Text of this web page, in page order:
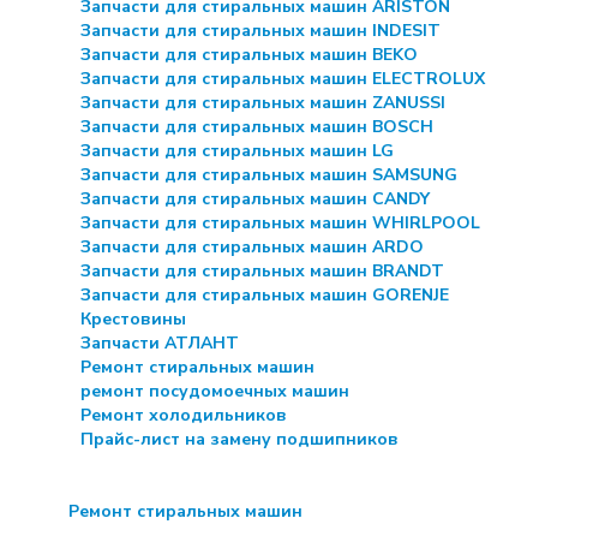
Запчасти для стиральных машин ARISTON
Запчасти для стиральных машин INDESIT
Запчасти для стиральных машин BEKO
Запчасти для стиральных машин ELECTROLUX
Запчасти для стиральных машин ZANUSSI
Запчасти для стиральных машин BOSCH
Запчасти для стиральных машин LG
Запчасти для стиральных машин SAMSUNG
Запчасти для стиральных машин CANDY
Запчасти для стиральных машин WHIRLPOOL
Запчасти для стиральных машин ARDO
Запчасти для стиральных машин BRANDT
Запчасти для стиральных машин GORENJE
Крестовины
Запчасти АТЛАНТ
Ремонт стиральных машин
ремонт посудомоечных машин
Ремонт холодильников
Прайс-лист на замену подшипников
Ремонт стиральных машин